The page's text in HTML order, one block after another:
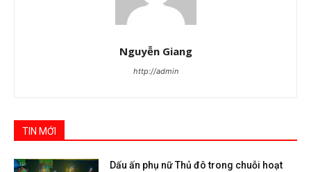
Nguyễn Giang
http://admin
TIN MỚI
Dấu ấn phụ nữ Thủ đô trong chuỗi hoạt